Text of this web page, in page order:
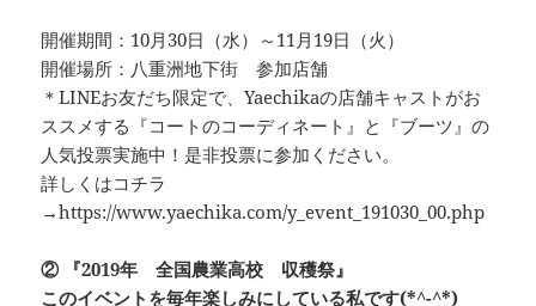
開催期間：10月30日（水）～11月19日（火）
開催場所：八重洲地下街 参加店舗
＊LINEお友だち限定で、Yaechikaの店舗キャストがお
ススメする『コートのコーディネート』と『ブーツ』の
人気投票実施中！是非投票に参加ください。
詳しくはコチラ
→https://www.yaechika.com/y_event_191030_00.php
② 『2019年 全国農業高校 収穫祭』
このイベントを毎年楽しみにしている私です(*^-^*)